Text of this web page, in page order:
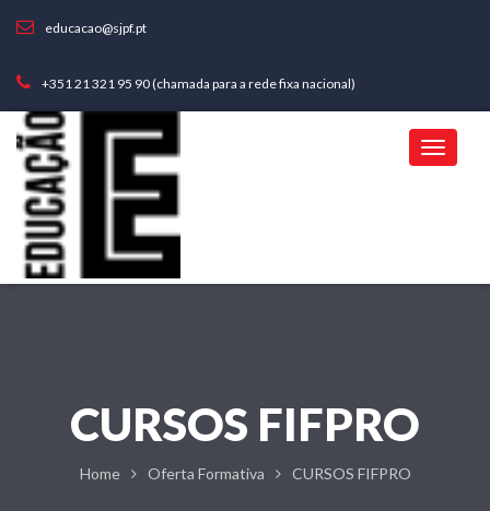
educacao@sjpf.pt
+351 21 321 95 90 (chamada para a rede fixa nacional)
CURSOS FIFPRO
Home Oferta Formativa CURSOS FIFPRO